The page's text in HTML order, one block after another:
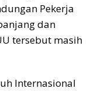
Pekerja
dan
tersebut masih
Internasional